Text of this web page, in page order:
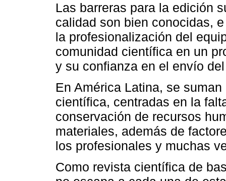
Las barreras para la edición
calidad son bien conocidas,
la profesionalización del
comunidad científica en un
y su confianza en el envío
En América Latina, se
científica, centradas en la
conservación de recursos
materiales, además de
los profesionales y muchas
Como revista científica de